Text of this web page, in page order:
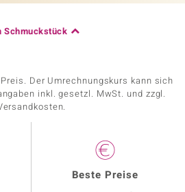
Schmuckstück
Der Umrechnungskurs kann sich
inkl. gesetzl. MwSt. und zzgl.
Beste Preise